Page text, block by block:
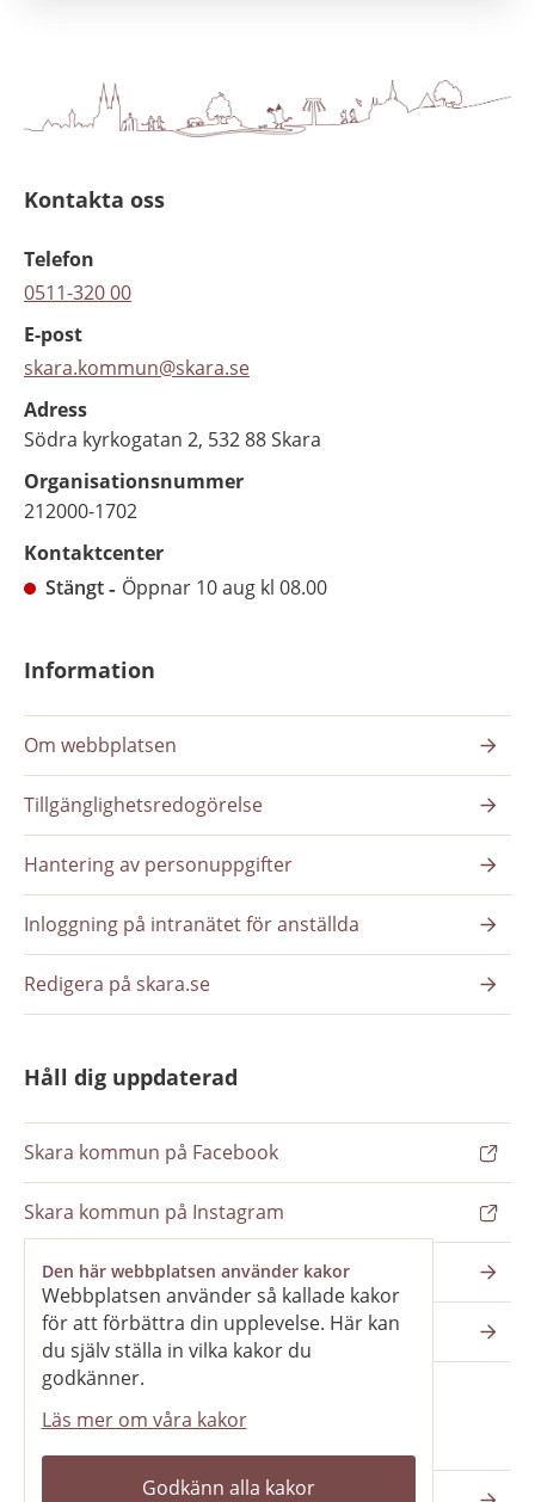
Den här webbplatsen använder kakor
Webbplatsen använder så kallade kakor
för att förbättra din upplevelse. Här kan
du själv ställa in vilka kakor du
godkänner.
Läs mer om våra kakor
Godkänn alla kakor
Kontakta oss
Telefon
0511-320 00
E-post
skara.kommun@skara.se
Adress
Södra kyrkogatan 2, 532 88 Skara
Organisationsnummer
212000-1702
Kontaktcenter
Stängt
Öppnar 10 aug kl 08.00
Information
Om webbplatsen
Tillgänglighetsredogörelse
Hantering av personuppgifter
Inloggning på intranätet för anställda
Redigera på skara.se
Håll dig uppdaterad
Skara kommun på Facebook
Skara kommun på Instagram
Nyhetsbrev
Pressrum
Våra webbplatser